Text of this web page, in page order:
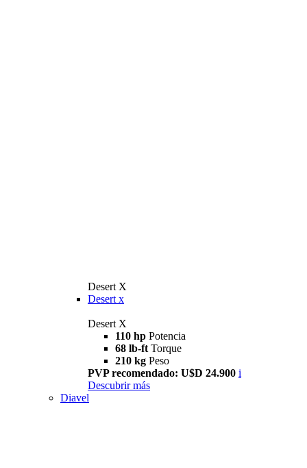
Desert X
Desert x
Desert X
110 hp Potencia
68 lb-ft Torque
210 kg Peso
PVP recomendado: U$D 24.900 i
Descubrir más
Diavel